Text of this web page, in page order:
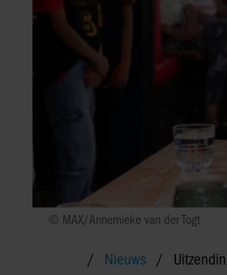
© MAX/Annemieke van der Togt
Nieuws